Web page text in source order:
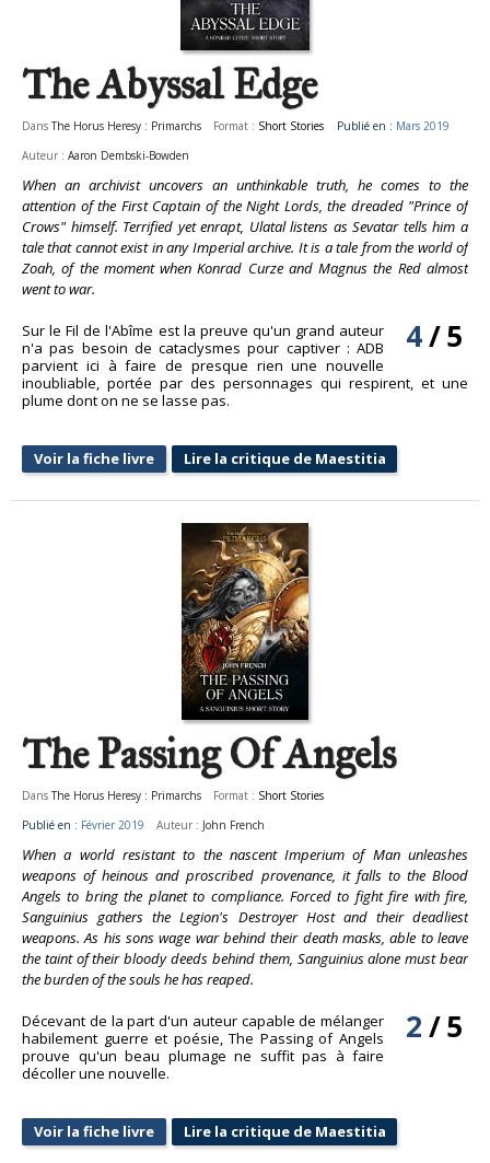
The Abyssal Edge
Dans The Horus Heresy : Primarchs Format : Short Stories Publié en : Mars 2019
Auteur : Aaron Dembski-Bowden
When an archivist uncovers an unthinkable truth, he comes to the
attention of the First Captain of the Night Lords, the dreaded "Prince of
Crows" himself. Terrified yet enrapt, Ulatal listens as Sevatar tells him a
tale that cannot exist in any Imperial archive. It is a tale from the world of
Zoah, of the moment when Konrad Curze and Magnus the Red almost
went to war.
4/5
Sur le Fil de l'Abîme est la preuve qu'un grand auteur
n'a pas besoin de cataclysmes pour captiver : ADB
parvient ici à faire de presque rien une nouvelle
inoubliable, portée par des personnages qui respirent, et une
plume dont on ne se lasse pas.
Voir la fiche livre Lire la critique de Maestitia
The Passing Of Angels
Dans The Horus Heresy : Primarchs Format : Short Stories
Publié en : Février 2019 Auteur : John French
When a world resistant to the nascent Imperium of Man unleashes
weapons of heinous and proscribed provenance, it falls to the Blood
Angels to bring the planet to compliance. Forced to fight fire with fire,
Sanguinius gathers the Legion's Destroyer Host and their deadliest
weapons. As his sons wage war behind their death masks, able to leave
the taint of their bloody deeds behind them, Sanguinius alone must bear
the burden of the souls he has reaped.
2/5
Décevant de la part d'un auteur capable de mélanger
habilement guerre et poésie, The Passing of Angels
prouve qu'un beau plumage ne suffit pas à faire
décoller une nouvelle.
Voir la fiche livre Lire la critique de Maestitia